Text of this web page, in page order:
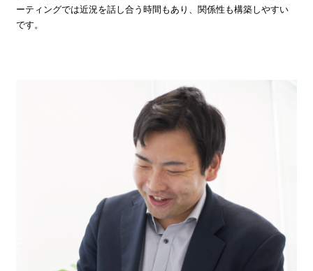
ーティングでは近況を話し合う時間もあり、関係性も構築しやすい
です。